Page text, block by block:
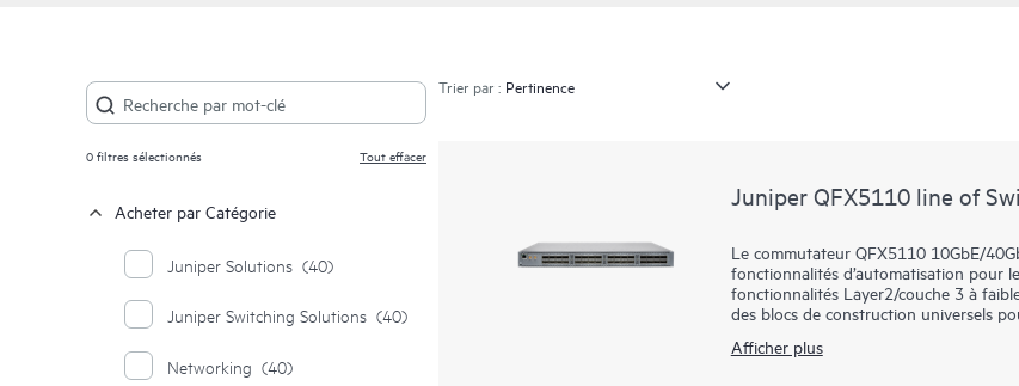
0filtres sélectionnés Tout effacer
Acheter par Catégorie
Juniper Solutions (40)
Juniper Switching Solutions (40)
Networking (40)
Trier par :
Juniper QFX5110 line of
Le commutateur QFX5110 10GbE/
fonctionnalités d’automatisation pour
fonctionnalités Layer2/couche 3 à
des blocs de construction universels
automatise l'ensemble du cycle de vie
Afficher plus